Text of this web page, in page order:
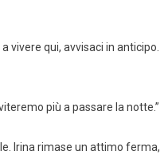
vivere qui, avvisaci in anticipo.
più a passare la notte.”
Irina rimase un attimo ferma,